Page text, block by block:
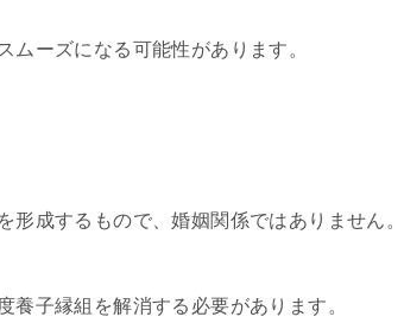
ムーズになる可能性があります。
形成するもので、婚姻関係ではありません。
養子縁組を解消する必要があります。